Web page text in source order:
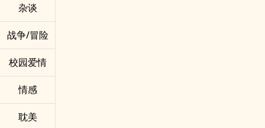
杂谈
战争/冒险
校园爱情
情感
耽美